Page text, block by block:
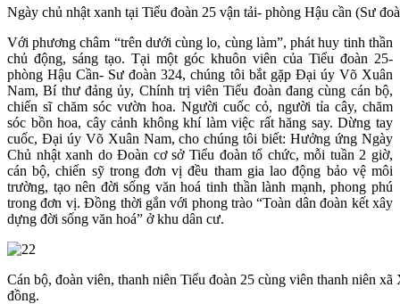
Ngày chủ nhật xanh tại Tiểu đoàn 25 vận tải- phòng Hậu cần (Sư
Với phương châm “trên dưới cùng lo, cùng làm”, phát huy tinh thần
chủ động, sáng tạo. Tại một góc khuôn viên của Tiểu đoàn 25-
phòng Hậu Cần- Sư đoàn 324, chúng tôi bắt gặp Đại úy Võ Xuân
Nam, Bí thư đảng ủy, Chính trị viên Tiểu đoàn đang cùng cán bộ,
chiến sĩ chăm sóc vườn hoa. Người cuốc cỏ, người tỉa cây, chăm
sóc bồn hoa, cây cảnh không khí làm việc rất hăng say. Dừng tay
cuốc, Đại úy Võ Xuân Nam, cho chúng tôi biết: Hưởng ứng Ngày
Chủ nhật xanh do Đoàn cơ sở Tiểu đoàn tổ chức, mỗi tuần 2 giờ,
cán bộ, chiến sỹ trong đơn vị đều tham gia lao động bảo vệ môi
trường, tạo nên đời sống văn hoá tinh thần lành mạnh, phong phú
trong đơn vị. Đồng thời gắn với phong trào “Toàn dân đoàn kết xây
dựng đời sống văn hoá” ở khu dân cư.
Cán bộ, đoàn viên, thanh niên Tiểu đoàn 25 cùng viên thanh niên
đồng.